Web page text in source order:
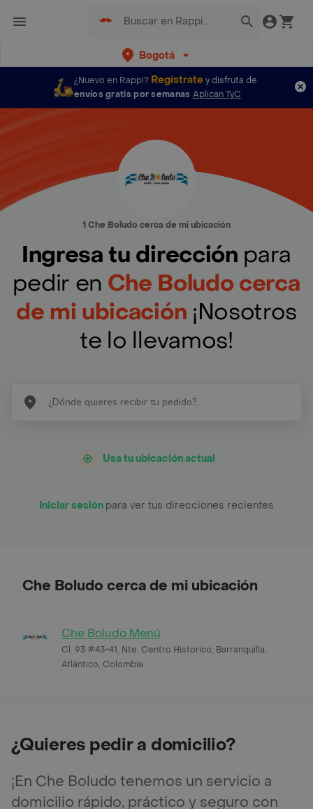
Bogotá
¿Nuevo en Rappi? Regístratey disfruta de
envíos gratis por semanas Aplican TyC
1 Che Boludo cerca de mi ubicación
Ingresa tu dirección para
pedir en Che Boludo cerca
de mi ubicación ¡Nosotros
te lo llevamos!
Usa tu ubicación actual
Iniciar sesión para ver tus direcciones recientes
Che Boludo cerca de mi ubicación
Che Boludo Menú
Cl. 93 #43-41, Nte. Centro Historico, Barranquilla,
Atlántico, Colombia
¿Quieres pedir a domicilio?
¡En Che Boludo tenemos un servicio a
domicilio rápido, práctico y seguro con